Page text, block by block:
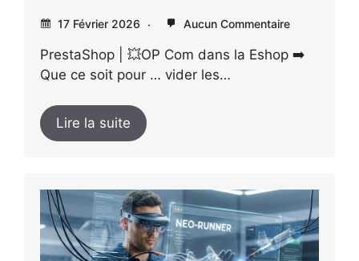
17 Février 2026 Aucun Commentaire
PrestaShop | 💥OP Com dans la Eshop ➡️
Que ce soit pour … vider les…
Lire la suite